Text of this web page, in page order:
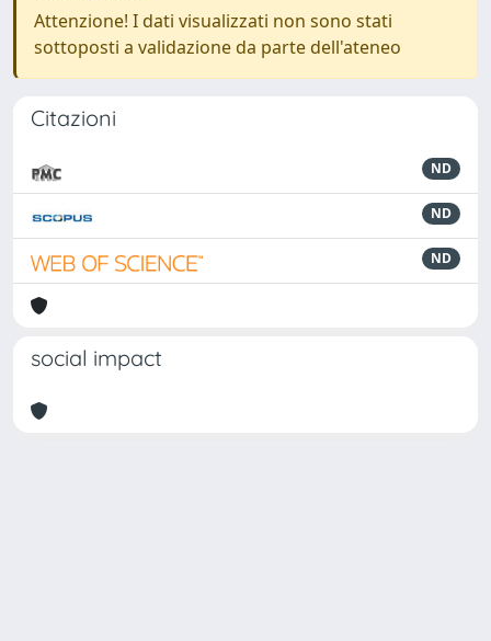
Attenzione! I dati visualizzati non sono stati
sottoposti a validazione da parte dell'ateneo
Citazioni
ND
ND
ND
social impact